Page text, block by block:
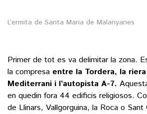
L’ermita de Santa Maria de Malanyanes
Primer de tot es va delimitar la zona.
la compresa entre la Tordera, la
Mediterrani i l’autopista A-7.
en quedin fora 44 edificis religiosos.
de Llinars, Vallgorguina, la Roca o Sant